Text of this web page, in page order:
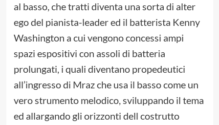
al basso, che tratti diventa una sorta di alter
ego del pianista-leader ed il batterista Kenny
Washington a cui vengono concessi ampi
spazi espositivi con assoli di batteria
prolungati, i quali diventano propedeutici
all’ingresso di Mraz che usa il basso come un
vero strumento melodico, sviluppando il tema
ed allargando gli orizzonti dell costrutto